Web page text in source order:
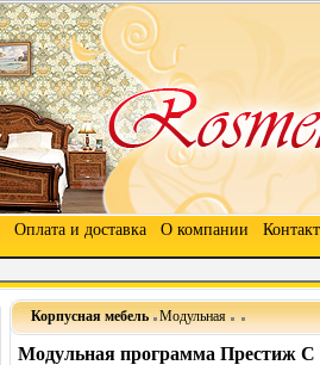
Оплата и доставка О компании
Корпусная мебель Модульная
Модульная программа Престиж С